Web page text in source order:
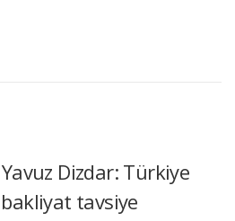
Dizdar: Türkiye
tavsiye